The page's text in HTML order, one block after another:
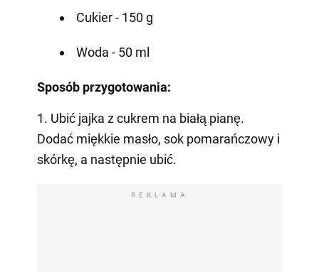
Cukier - 150 g
Woda - 50 ml
Sposób przygotowania:
1. Ubić jajka z cukrem na białą pianę.
Dodać miękkie masło, sok pomarańczowy i
skórkę, a następnie ubić.
REKLAMA